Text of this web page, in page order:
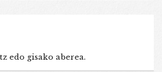
edo gisako aberea.